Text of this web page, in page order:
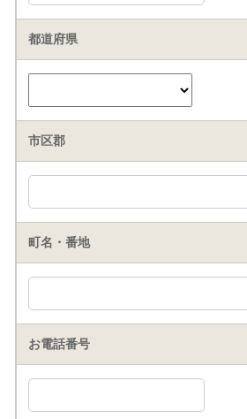
都道府県
市区郡
町名・番地
お電話番号